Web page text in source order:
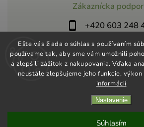
Ešte vás žiada o súhlas s používaním
používame tak, aby sme vám umožnili
a zlepšili zážitok z nakupovania. Vďaka
neustále zlepšujeme jeho funkcie,
informácií
Nastavenie
Súhlasím
Zákaznícka
+420 603 248
Shoptet | Design